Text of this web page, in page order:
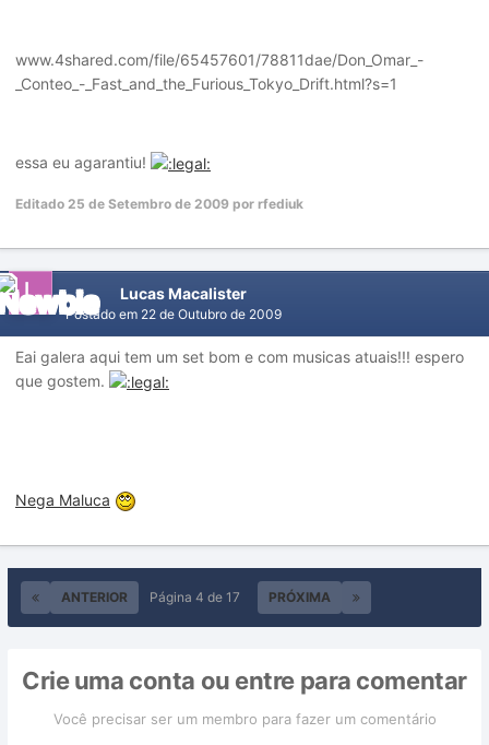
www.4shared.com/file/65457601/78811dae/Don_Omar_-
_Conteo_-_Fast_and_the_Furious_Tokyo_Drift.html?s=1
essa eu agarantiu!
Editado 25 de Setembro de 2009 por rfediuk
Lucas Macalister
Postado em 22 de Outubro de 2009
Eai galera aqui tem um set bom e com musicas atuais!!! espero
que gostem.
Nega Maluca
ANTERIOR PRÓXIMA
Página 4 de 17
Crie uma conta ou entre para comentar
Você precisar ser um membro para fazer um comentário